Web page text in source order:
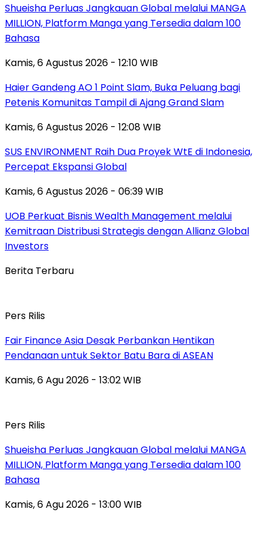
Shueisha Perluas Jangkauan Global melalui MANGA
MILLION, Platform Manga yang Tersedia dalam 100
Bahasa
Kamis, 6 Agustus 2026 - 12:10 WIB
Haier Gandeng AO 1 Point Slam, Buka Peluang bagi
Petenis Komunitas Tampil di Ajang Grand Slam
Kamis, 6 Agustus 2026 - 12:08 WIB
SUS ENVIRONMENT Raih Dua Proyek WtE di Indonesia,
Percepat Ekspansi Global
Kamis, 6 Agustus 2026 - 06:39 WIB
UOB Perkuat Bisnis Wealth Management melalui
Kemitraan Distribusi Strategis dengan Allianz Global
Investors
Berita Terbaru
Pers Rilis
Fair Finance Asia Desak Perbankan Hentikan
Pendanaan untuk Sektor Batu Bara di ASEAN
Kamis, 6 Agu 2026 - 13:02 WIB
Pers Rilis
Shueisha Perluas Jangkauan Global melalui MANGA
MILLION, Platform Manga yang Tersedia dalam 100
Bahasa
Kamis, 6 Agu 2026 - 13:00 WIB